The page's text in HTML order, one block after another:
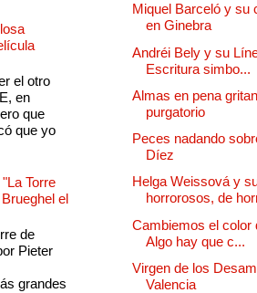
el otro
en
que
que yo
Torre
el
de
Pieter
grandes
Miquel Barceló y su
en Ginebra
Andréi Bely y su
Escritura simbo...
Almas en pena
purgatorio
Peces nadando
Díez
Helga Weissová y
horrorosos, de
Cambiemos el color
Algo hay que c...
Virgen de los
Valencia